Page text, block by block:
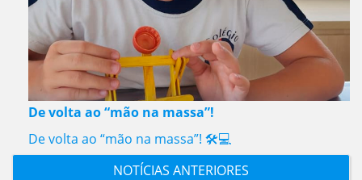
De volta ao “mão na massa”!
De volta ao “mão na massa”! 🛠️💻
NOTÍCIAS ANTERIORES